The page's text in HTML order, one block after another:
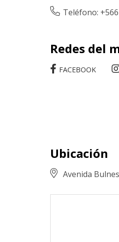
Teléfono:
Redes del
FACEBOOK
Ubicación
Avenida